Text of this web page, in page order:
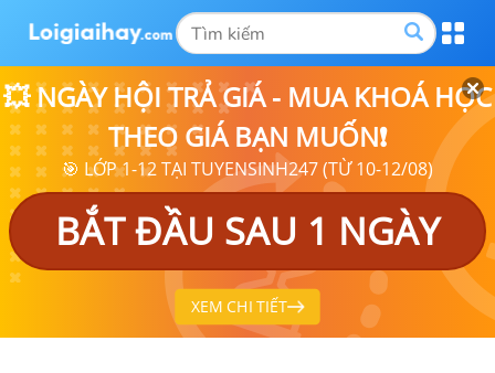
💥 NGÀY HỘI TRẢ GIÁ - MUA KHOÁ HỌC
THEO GIÁ BẠN MUỐN❗
🎯 LỚP 1-12 TẠI TUYENSINH247 (TỪ 10-12/08)
BẮT ĐẦU SAU 1 NGÀY
XEM CHI TIẾT